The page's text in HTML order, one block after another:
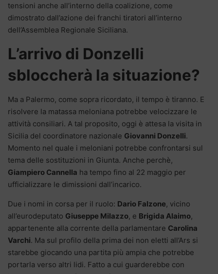
tensioni anche all’interno della coalizione, come
dimostrato dall’azione dei franchi tiratori all’interno
dell’Assemblea Regionale Siciliana.
L’arrivo di Donzelli
sbloccherà la situazione?
Ma a Palermo, come sopra ricordato, il tempo è tiranno. E
risolvere la matassa meloniana potrebbe velocizzare le
attività consiliari. A tal proposito, oggi è attesa la visita in
Sicilia del coordinatore nazionale Giovanni Donzelli.
Momento nel quale i meloniani potrebbe confrontarsi sul
tema delle sostituzioni in Giunta. Anche perchè,
Giampiero Cannella ha tempo fino al 22 maggio per
ufficializzare le dimissioni dall’incarico.
Due i nomi in corsa per il ruolo: Dario Falzone, vicino
all’eurodeputato Giuseppe Milazzo, e Brigida Alaimo,
appartenente alla corrente della parlamentare Carolina
Varchi. Ma sul profilo della prima dei non eletti all’Ars si
starebbe giocando una partita più ampia che potrebbe
portarla verso altri lidi. Fatto a cui guarderebbe con